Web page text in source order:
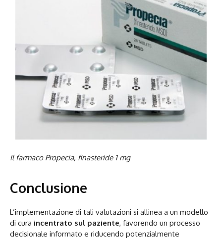
Il farmaco Propecia, finasteride 1 mg
Conclusione
L’implementazione di tali valutazioni si allinea a un modello
di cura incentrato sul paziente, favorendo un processo
decisionale informato e riducendo potenzialmente